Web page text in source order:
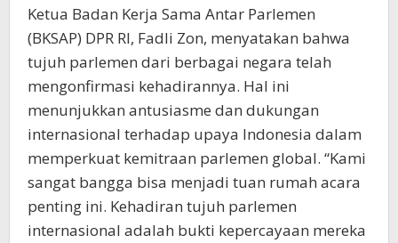
Ketua Badan Kerja Sama Antar Parlemen
(BKSAP) DPR RI, Fadli Zon, menyatakan bahwa
tujuh parlemen dari berbagai negara telah
mengonfirmasi kehadirannya. Hal ini
menunjukkan antusiasme dan dukungan
internasional terhadap upaya Indonesia dalam
memperkuat kemitraan parlemen global. “Kami
sangat bangga bisa menjadi tuan rumah acara
penting ini. Kehadiran tujuh parlemen
internasional adalah bukti kepercayaan mereka